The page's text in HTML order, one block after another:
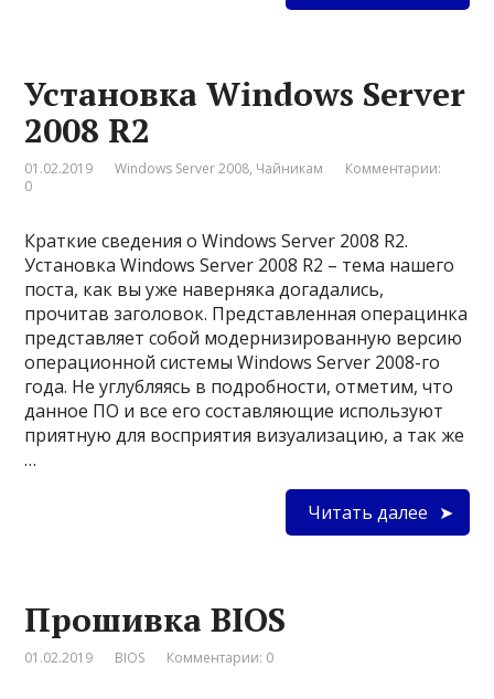
Установка Windows Server
2008 R2
01.02.2019 Windows Server 2008, Чайникам
Комментарии:
0
Краткие сведения о Windows Server 2008 R2.
Установка Windows Server 2008 R2 – тема нашего
поста, как вы уже наверняка догадались,
прочитав заголовок. Представленная операцинка
представляет собой модернизированную версию
операционной системы Windows Server 2008-го
года. Не углубляясь в подробности, отметим, что
данное ПО и все его составляющие используют
приятную для восприятия визуализацию, а так же
…
Читать далее
Прошивка BIOS
01.02.2019 BIOS Комментарии: 0